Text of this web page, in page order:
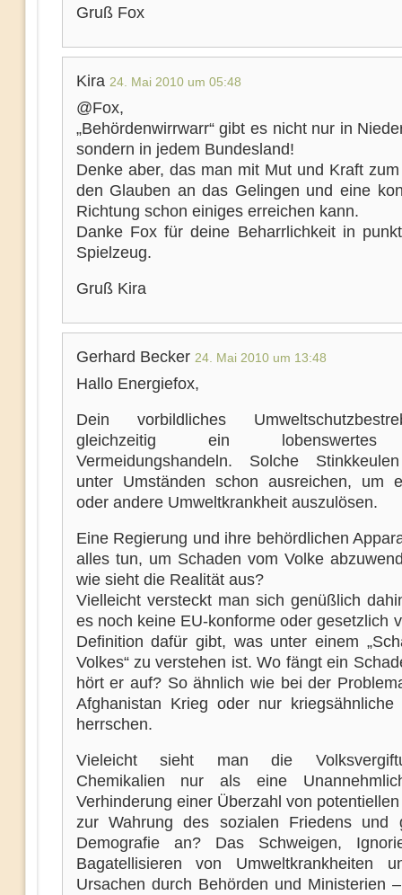
Gruß Fox
Kira 24. Mai 2010 um 05:48
@Fox,
„Behördenwirrwarr“ gibt es nicht nur in
sondern in jedem Bundesland!
Denke aber, das man mit Mut und Kraft
den Glauben an das Gelingen und eine
Richtung schon einiges erreichen kann.
Danke Fox für deine Beharrlichkeit in
Spielzeug.
Gruß Kira
Gerhard Becker 24. Mai 2010 um 13:48
Hallo Energiefox,
Dein vorbildliches
gleichzeitig ein
Vermeidungshandeln. Solche
unter Umständen schon ausreichen, um
oder andere Umweltkrankheit auszulösen.
Eine Regierung und ihre behördlichen
alles tun, um Schaden vom Volke
wie sieht die Realität aus?
Vielleicht versteckt man sich genüßlich
es noch keine EU-konforme oder gesetzlich
Definition dafür gibt, was unter einem
Volkes“ zu verstehen ist. Wo fängt ein
hört er auf? So ähnlich wie bei der
Afghanistan Krieg oder nur kriegsähnliche
herrschen.
Vieleicht sieht man die
Chemikalien nur als eine
Verhinderung einer Überzahl von
zur Wahrung des sozialen Friedens und
Demografie an? Das Schweigen,
Bagatellisieren von Umweltkrankheiten
Ursachen durch Behörden und Ministerien